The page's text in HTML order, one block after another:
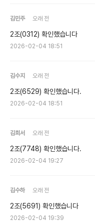
김민주 오래 전
2조(0312) 확인했습니다
2026-02-04 18:51
김수지 오래 전
2조(6529) 확인했습니다.
2026-02-04 18:51
김희서 오래 전
2조(7748) 확인했습니다.
2026-02-04 19:27
김수하 오래 전
2조(5691) 확인했습니다
2026-02-04 19:39